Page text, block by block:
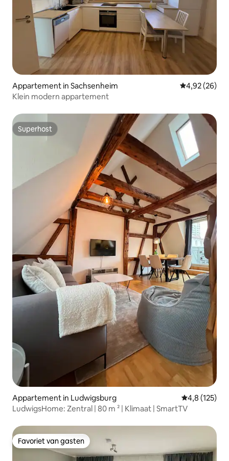
Appartement in Sachsenheim Gemiddelde
4,92 (26)
Klein modern appartement
Superhost
Superhost
Appartement in Ludwigsburg Gemiddelde
4,8 (125)
LudwigsHome: Zentral | 80 m ² | Klimaat | SmartTV
Favoriet van gasten
Favoriet van gasten